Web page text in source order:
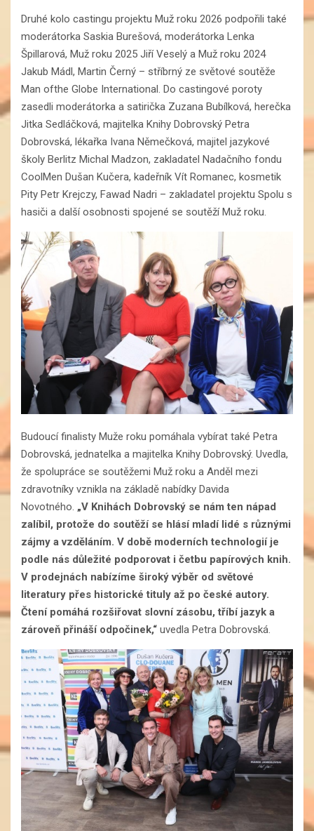
Druhé kolo castingu projektu Muž roku 2026 podpořili také
moderátorka Saskia Burešová, moderátorka Lenka
Špillarová, Muž roku 2025 Jiří Veselý a Muž roku 2024
Jakub Mádl, Martin Černý – stříbrný ze světové soutěže
Man ofthe Globe International. Do castingové poroty
zasedli moderátorka a satirička Zuzana Bubílková, herečka
Jitka Sedláčková, majitelka Knihy Dobrovský Petra
Dobrovská, lékařka Ivana Němečková, majitel jazykové
školy Berlitz Michal Madzon, zakladatel Nadačního fondu
CoolMen Dušan Kučera, kadeřník Vít Romanec, kosmetik
Pity Petr Krejczy, Fawad Nadri – zakladatel projektu Spolu s
hasiči a další osobnosti spojené se soutěží Muž roku.
Budoucí finalisty Muže roku pomáhala vybírat také Petra
Dobrovská, jednatelka a majitelka Knihy Dobrovský. Uvedla,
že spolupráce se soutěžemi Muž roku a Anděl mezi
zdravotníky vznikla na základě nabídky Davida
Novotného. „V Knihách Dobrovský se nám ten nápad
zalíbil, protože do soutěží se hlásí mladí lidé s různými
zájmy a vzděláním. V době moderních technologií je
podle nás důležité podporovat i četbu papírových knih.
V prodejnách nabízíme široký výběr od světové
literatury přes historické tituly až po české autory.
Čtení pomáhá rozšiřovat slovní zásobu, tříbí jazyk a
zároveň přináší odpočinek,“ uvedla Petra Dobrovská.